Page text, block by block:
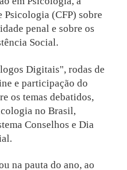
Psicologia (CFP) sobre
penal e sobre os
Social.
Digitais", rodas de
e participação do
os temas debatidos,
no Brasil,
Conselhos e Dia
na pauta do ano, ao